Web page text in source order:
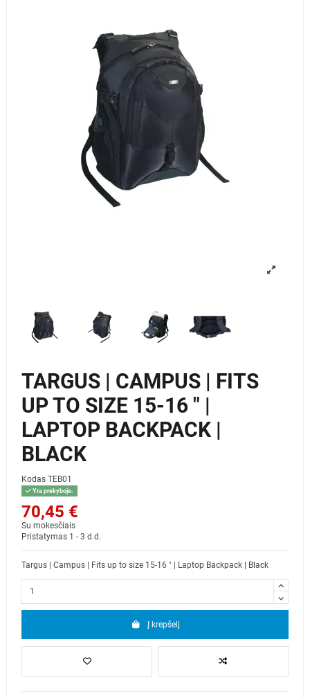
TARGUS | CAMPUS | FITS
UP TO SIZE 15-16 " |
LAPTOP BACKPACK |
BLACK
Kodas TEB01
Yra prekyboje.
70,45 €
Su mokesčiais
Pristatymas 1 - 3 d.d.
Targus | Campus | Fits up to size 15-16 " | Laptop Backpack | Black
Į krepšelį